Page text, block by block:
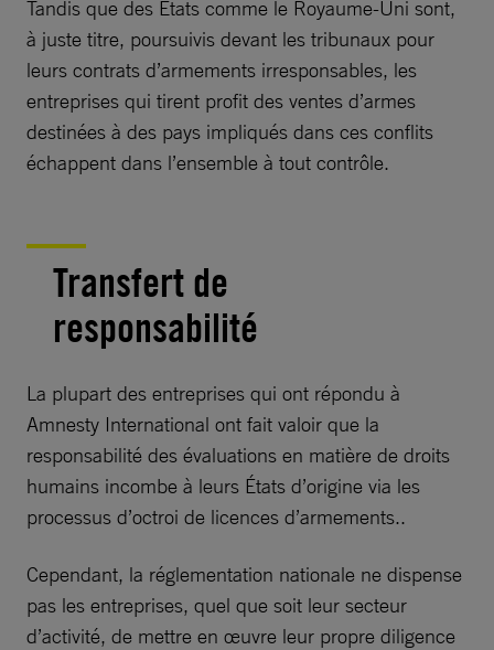
Tandis que des États comme le Royaume-Uni sont,
à juste titre, poursuivis devant les tribunaux pour
leurs contrats d’armements irresponsables, les
entreprises qui tirent profit des ventes d’armes
destinées à des pays impliqués dans ces conflits
échappent dans l’ensemble à tout contrôle.
Transfert de
responsabilité
La plupart des entreprises qui ont répondu à
Amnesty International ont fait valoir que la
responsabilité des évaluations en matière de droits
humains incombe à leurs États d’origine via les
processus d’octroi de licences d’armements..
Cependant, la réglementation nationale ne dispense
pas les entreprises, quel que soit leur secteur
d’activité, de mettre en œuvre leur propre diligence